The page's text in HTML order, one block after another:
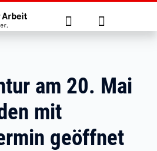
Suche Anmelden
am 20. Mai
mit
geöffnet